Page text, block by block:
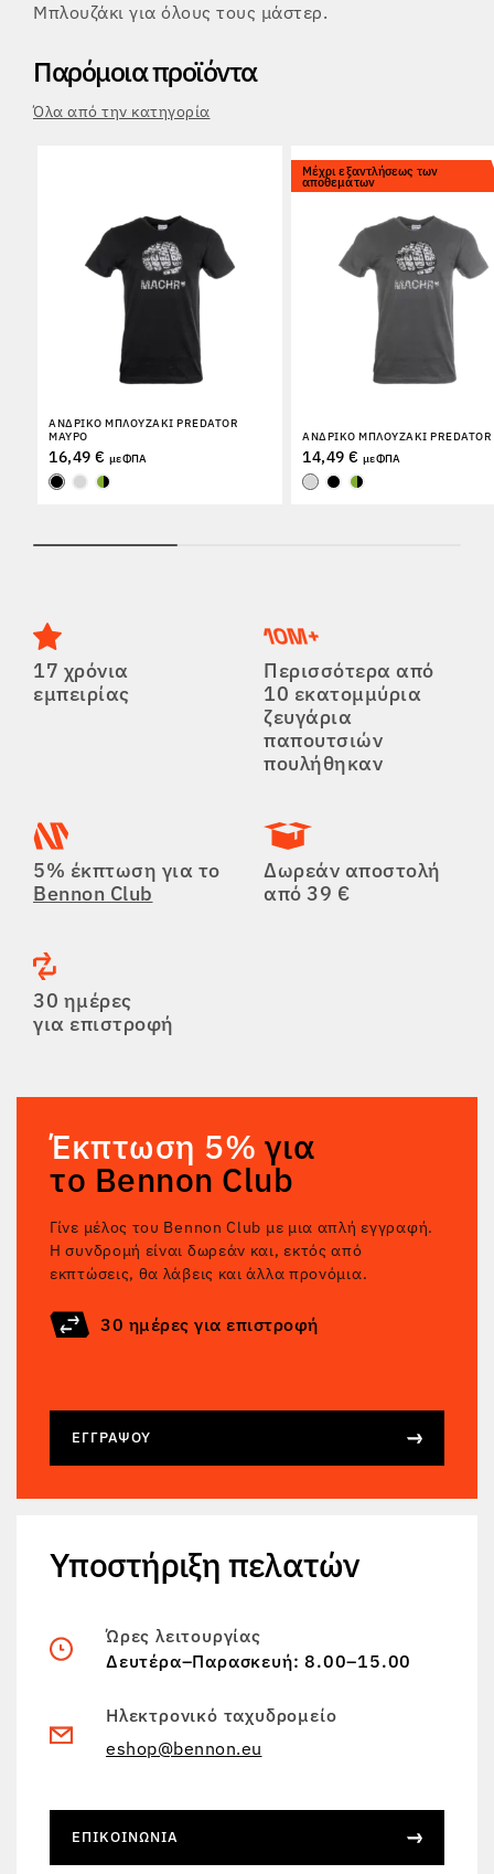
Μπλουζάκι για όλους τους μάστερ.
Παρόμοια προϊόντα
Όλα από την κατηγορία
ΑΝΔΡΙΚΌ ΜΠΛΟΥΖΆΚΙ PREDATOR
ΜΑΎΡΟ
16,49 € με ΦΠΑ
Μέχρι εξαντλήσεως των
αποθεμάτων
ΑΝΔΡΙΚΌ ΜΠΛΟΥΖΆΚΙ PREDATOR
14,49 € με ΦΠΑ
17 χρόνια
εμπειρίας
Περισσότερα από
10 εκατομμύρια
ζευγάρια
παπουτσιών
πουλήθηκαν
5% έκπτωση για το
Bennon Club
Δωρεάν αποστολή
από 39 €
30 ημέρες
για επιστροφή
Έκπτωση 5% για
το Bennon Club
Γίνε μέλος του Bennon Club με μια απλή εγγραφή.
Η συνδρομή είναι δωρεάν και, εκτός από
εκπτώσεις, θα λάβεις και άλλα προνόμια.
30 ημέρες για επιστροφή
ΕΓΓΡΆΨΟΥ
Υποστήριξη πελατών
Ώρες λειτουργίας
Δευτέρα–Παρασκευή: 8.00–15.00
Ηλεκτρονικό ταχυδρομείο
eshop@bennon.eu
ΕΠΙΚΟΙΝΩΝΊΑ